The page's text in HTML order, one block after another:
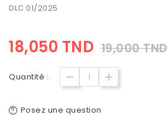
DLC 01/2025
18,050 TND 19,000 TND
Quantité :
Posez une question